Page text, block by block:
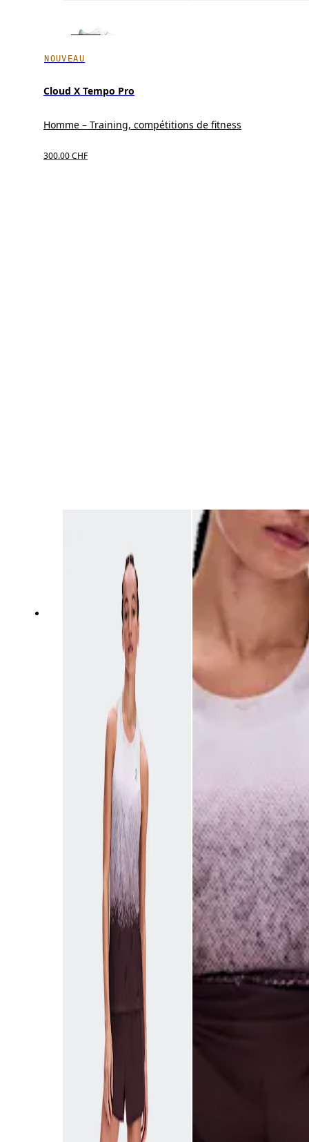
NOUVEAU
Cloud X Tempo Pro
Homme – Training, compétitions de fitness
300.00 CHF